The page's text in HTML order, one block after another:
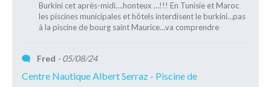
Burkini cet après-midi….honteux …!!! En Tunisie et Maroc
les piscines municipales et hôtels interdisent le burkini…pas
à la piscine de bourg saint Maurice…va comprendre
Fred - 05/08/24
Centre Nautique Albert Serraz - Piscine de